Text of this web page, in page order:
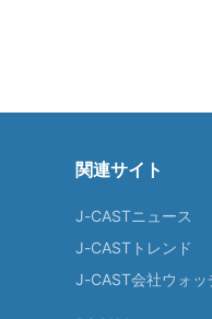
関連サイト
J-CASTニュース
J-CASTトレンド
J-CAST会社ウォッ